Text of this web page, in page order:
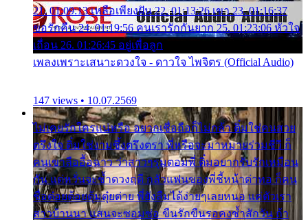
21. 01:09:13 เหลือเพียงฝัน 22. 01:13:26 เขา 23. 01:16:37
ขอรักคืน 24. 01:19:56 คนเรารักกันยาก 25. 01:23:06 หัวใจ
เถื่อน 26. 01:26:45 อยู่เพื่อลูก
เพลงเพราะเสนาะดวงใจ - ดาวใจ ไพจิตร (Official Audio)
147 views • 10.07.2569
ไม่เคยรักใครแน่หรือ อยากเชื่อถือก็ไม่กล้า ติ๋มใช่คนสวย
ตรึงใจ ติ๋มใช่งามซึ้งตรึงตรา พี่หรือจะมาหมายร่วมชีวี ก็
คนเขาลืออื้อฉาว ว่าสาวๆรุมตอมพี่ ติ๋มอยากรับรักเหมือน
กัน แต่หวั่นจะช้ำดวงฤดี กลัวแฟนของพี่ชี้หน้าด่าทอ ก็คน
ชื่อต๋อยต้อยตุ้มตุ๋ยต่าย พี่ยังลืมได้ง่ายๆเลยหนอ แค่ตัวเรา
สาวบ้านนา แสนจะซอมซ่อ ขืนรักขืนรอคงช้ำสักวัน ถ้า